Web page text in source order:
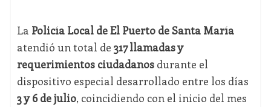
La Policía Local de El Puerto de Santa María
atendió un total de 317 llamadas y
requerimientos ciudadanosdurante el
dispositivo especial desarrollado entre los días
3 y 6 de julio, coincidiendo con el inicio del mes